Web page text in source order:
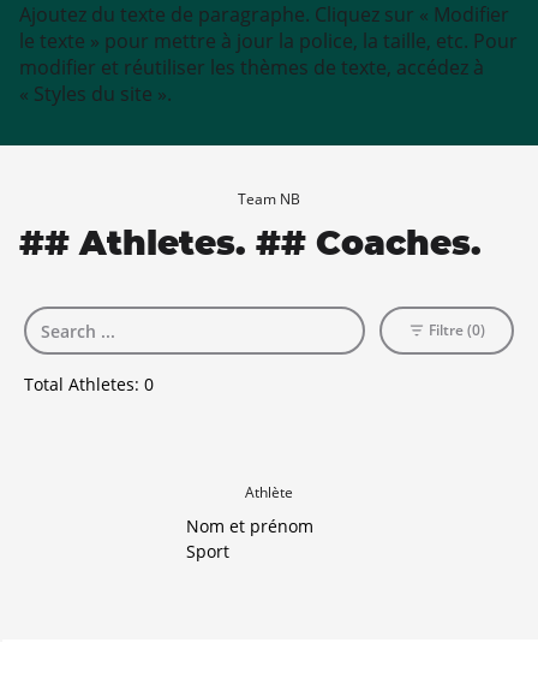
Ajoutez du texte de paragraphe. Cliquez sur « Modifier
le texte » pour mettre à jour la police, la taille, etc. Pour
modifier et réutiliser les thèmes de texte, accédez à
« Styles du site ».
Team NB
## Athletes. ## Coaches.
Total Athletes: 0
Filtre (0)
Athlète
Nom et prénom
Sport